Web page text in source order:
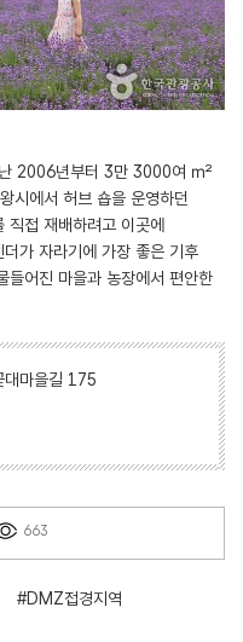
난 2006년부터 3만 3000여 ㎡
시에서 허브 숍을 운영하던
접 재배하려고 이곳에
가 자라기에 가장 좋은 기후
들어진 마을과 농장에서 편안한
대마을길 175
663
#DMZ접경지역